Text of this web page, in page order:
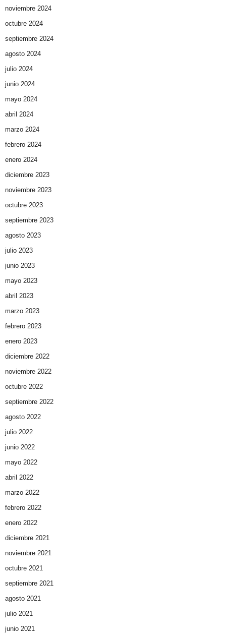
noviembre 2024
octubre 2024
septiembre 2024
agosto 2024
julio 2024
junio 2024
mayo 2024
abril 2024
marzo 2024
febrero 2024
enero 2024
diciembre 2023
noviembre 2023
octubre 2023
septiembre 2023
agosto 2023
julio 2023
junio 2023
mayo 2023
abril 2023
marzo 2023
febrero 2023
enero 2023
diciembre 2022
noviembre 2022
octubre 2022
septiembre 2022
agosto 2022
julio 2022
junio 2022
mayo 2022
abril 2022
marzo 2022
febrero 2022
enero 2022
diciembre 2021
noviembre 2021
octubre 2021
septiembre 2021
agosto 2021
julio 2021
junio 2021